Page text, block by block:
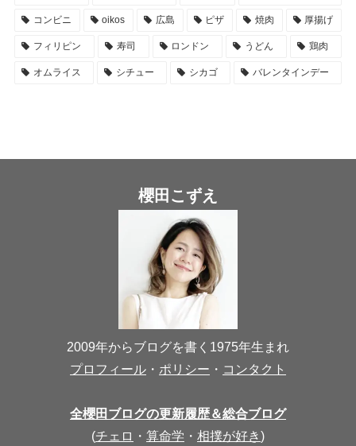
コンビニ oikos 広島 ピザ 焼肉 厚揚げ
フィリピン 寿司 ロンドン うどん 鶏肉
オムライス シチュー シカゴ バレンタインデー
櫻田こずえ
2009年からブログを書く1975年生まれ
プロフィール ・ ポリシー ・ コンタクト
全櫻田ブログの更新履歴＆総合ブログ
(チェロ ・ 算命学 ・ 相撲が好き)